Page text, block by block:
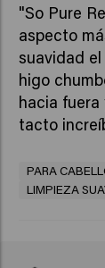
"So Pure
aspecto
suavidad
higo
hacia
tacto
PARA
LIMPIEZA